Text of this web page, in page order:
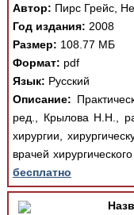
Автор: Пирс Грейс,
Год издания: 2008
Размер: 108.77 МБ
Формат: pdf
Язык: Русский
Описание:
ред., Крылова Н.Н.,
хирургии,
врачей
бесплатно